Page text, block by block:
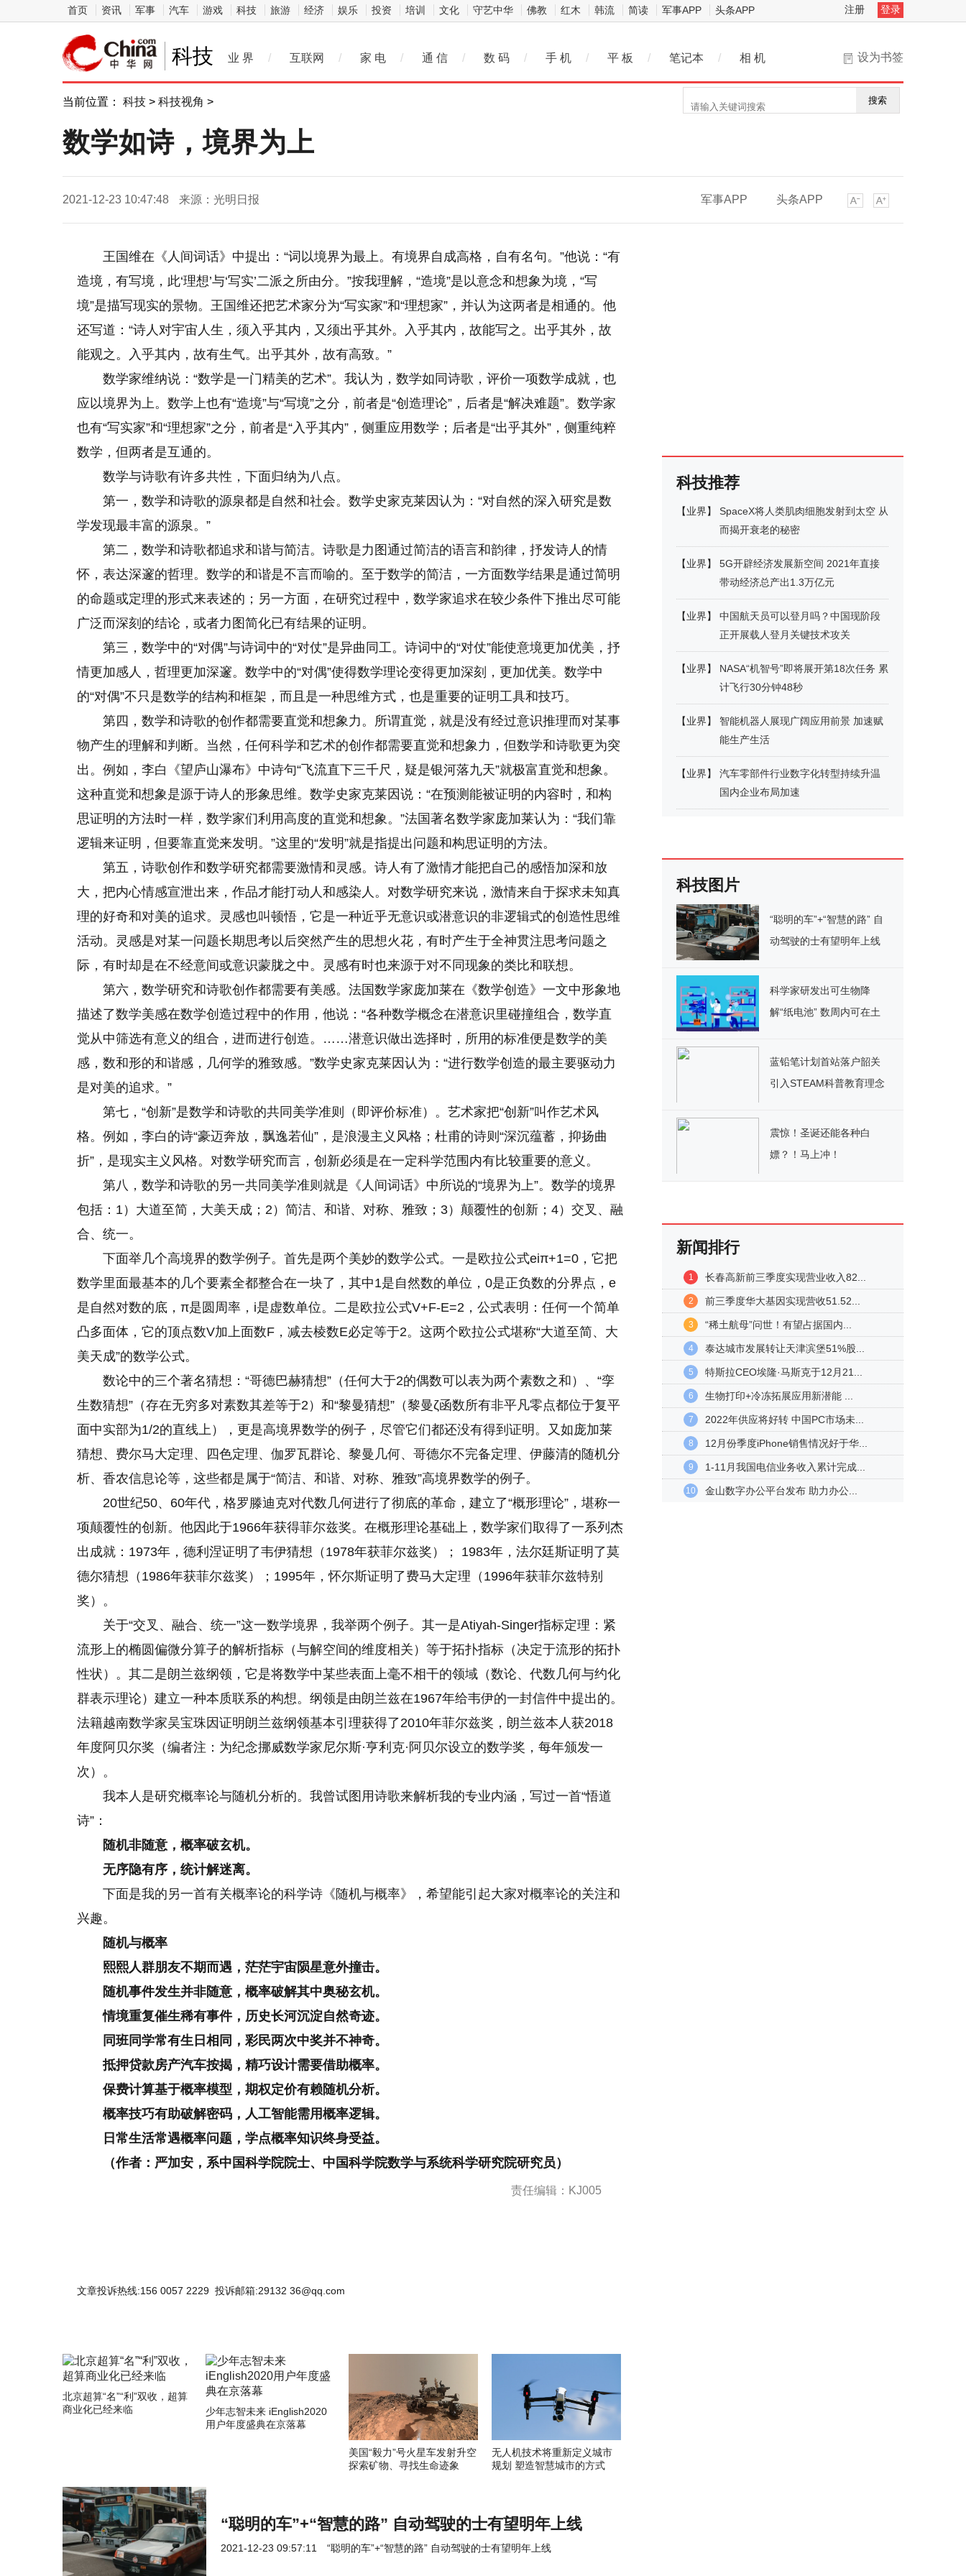
首页 资讯 军事 汽车 游戏 科技 旅游 经济 娱乐 投资 培训 文化 守艺中华 佛教 红木 韩流 简读 军事APP 头条APP 注册 登录
科技 设为书签
业 界 / 互联网 / 家 电 / 通 信 / 数 码 / 手 机 / 平 板 / 笔记本 / 相 机
当前位置： 科技 > 科技视角 > 搜索
数学如诗，境界为上
2021-12-23 10:47:48 来源：光明日报 军事APP 头条APP
王国维在《人间词话》中提出：“词以境界为最上。有境界自成高格，自有名句。”他说：“有
造境，有写境，此‘理想’与‘写实’二派之所由分。”按我理解，“造境”是以意念和想象为境，“写
境”是描写现实的景物。王国维还把艺术家分为“写实家”和“理想家”，并认为这两者是相通的。他
还写道：“诗人对宇宙人生，须入乎其内，又须出乎其外。入乎其内，故能写之。出乎其外，故
能观之。入乎其内，故有生气。出乎其外，故有高致。”
数学家维纳说：“数学是一门精美的艺术”。我认为，数学如同诗歌，评价一项数学成就，也
应以境界为上。数学上也有“造境”与“写境”之分，前者是“创造理论”，后者是“解决难题”。数学家
也有“写实家”和“理想家”之分，前者是“入乎其内”，侧重应用数学；后者是“出乎其外”，侧重纯粹
数学，但两者是互通的。
数学与诗歌有许多共性，下面归纳为八点。
第一，数学和诗歌的源泉都是自然和社会。数学史家克莱因认为：“对自然的深入研究是数
学发现最丰富的源泉。”
第二，数学和诗歌都追求和谐与简洁。诗歌是力图通过简洁的语言和韵律，抒发诗人的情
怀，表达深邃的哲理。数学的和谐是不言而喻的。至于数学的简洁，一方面数学结果是通过简明
的命题或定理的形式来表述的；另一方面，在研究过程中，数学家追求在较少条件下推出尽可能
广泛而深刻的结论，或者力图简化已有结果的证明。
第三，数学中的“对偶”与诗词中的“对仗”是异曲同工。诗词中的“对仗”能使意境更加优美，抒
情更加感人，哲理更加深邃。数学中的“对偶”使得数学理论变得更加深刻，更加优美。数学中
的“对偶”不只是数学的结构和框架，而且是一种思维方式，也是重要的证明工具和技巧。
第四，数学和诗歌的创作都需要直觉和想象力。所谓直觉，就是没有经过意识推理而对某事
物产生的理解和判断。当然，任何科学和艺术的创作都需要直觉和想象力，但数学和诗歌更为突
出。例如，李白《望庐山瀑布》中诗句“飞流直下三千尺，疑是银河落九天”就极富直觉和想象。
这种直觉和想象是源于诗人的形象思维。数学史家克莱因说：“在预测能被证明的内容时，和构
思证明的方法时一样，数学家们利用高度的直觉和想象。”法国著名数学家庞加莱认为：“我们靠
逻辑来证明，但要靠直觉来发明。”这里的“发明”就是指提出问题和构思证明的方法。
第五，诗歌创作和数学研究都需要激情和灵感。诗人有了激情才能把自己的感悟加深和放
大，把内心情感宣泄出来，作品才能打动人和感染人。对数学研究来说，激情来自于探求未知真
理的好奇和对美的追求。灵感也叫顿悟，它是一种近乎无意识或潜意识的非逻辑式的创造性思维
活动。灵感是对某一问题长期思考以后突然产生的思想火花，有时产生于全神贯注思考问题之
际，有时却是在不经意间或意识蒙胧之中。灵感有时也来源于对不同现象的类比和联想。
第六，数学研究和诗歌创作都需要有美感。法国数学家庞加莱在《数学创造》一文中形象地
描述了数学美感在数学创造过程中的作用，他说：“各种数学概念在潜意识里碰撞组合，数学直
觉从中筛选有意义的组合，进而进行创造。……潜意识做出选择时，所用的标准便是数学的美
感，数和形的和谐感，几何学的雅致感。”数学史家克莱因认为：“进行数学创造的最主要驱动力
是对美的追求。”
第七，“创新”是数学和诗歌的共同美学准则（即评价标准）。艺术家把“创新”叫作艺术风
格。例如，李白的诗“豪迈奔放，飘逸若仙”，是浪漫主义风格；杜甫的诗则“深沉蕴蓄，抑扬曲
折”，是现实主义风格。对数学研究而言，创新必须是在一定科学范围内有比较重要的意义。
第八，数学和诗歌的另一共同美学准则就是《人间词话》中所说的“境界为上”。数学的境界
包括：1）大道至简，大美天成；2）简洁、和谐、对称、雅致；3）颠覆性的创新；4）交叉、融
合、统一。
下面举几个高境界的数学例子。首先是两个美妙的数学公式。一是欧拉公式eiπ+1=0，它把
数学里面最基本的几个要素全都整合在一块了，其中1是自然数的单位，0是正负数的分界点，e
是自然对数的底，π是圆周率，i是虚数单位。二是欧拉公式V+F-E=2，公式表明：任何一个简单
凸多面体，它的顶点数V加上面数F，减去棱数E必定等于2。这两个欧拉公式堪称“大道至简、大
美天成”的数学公式。
数论中的三个著名猜想：“哥德巴赫猜想”（任何大于2的偶数可以表为两个素数之和）、“孪
生数猜想”（存在无穷多对素数其差等于2）和“黎曼猜想”（黎曼ζ函数所有非平凡零点都位于复平
面中实部为1/2的直线上），更是高境界数学的例子，尽管它们都还没有得到证明。又如庞加莱
猜想、费尔马大定理、四色定理、伽罗瓦群论、黎曼几何、哥德尔不完备定理、伊藤清的随机分
析、香农信息论等，这些都是属于“简洁、和谐、对称、雅致”高境界数学的例子。
20世纪50、60年代，格罗滕迪克对代数几何进行了彻底的革命，建立了“概形理论”，堪称一
项颠覆性的创新。他因此于1966年获得菲尔兹奖。在概形理论基础上，数学家们取得了一系列杰
出成就：1973年，德利涅证明了韦伊猜想（1978年获菲尔兹奖）； 1983年，法尔廷斯证明了莫
德尔猜想（1986年获菲尔兹奖）；1995年，怀尔斯证明了费马大定理（1996年获菲尔兹特别
奖）。
关于“交叉、融合、统一”这一数学境界，我举两个例子。其一是Atiyah-Singer指标定理：紧
流形上的椭圆偏微分算子的解析指标（与解空间的维度相关）等于拓扑指标（决定于流形的拓扑
性状）。其二是朗兰兹纲领，它是将数学中某些表面上毫不相干的领域（数论、代数几何与约化
群表示理论）建立一种本质联系的构想。纲领是由朗兰兹在1967年给韦伊的一封信件中提出的。
法籍越南数学家吴宝珠因证明朗兰兹纲领基本引理获得了2010年菲尔兹奖，朗兰兹本人获2018
年度阿贝尔奖（编者注：为纪念挪威数学家尼尔斯·亨利克·阿贝尔设立的数学奖，每年颁发一
次）。
我本人是研究概率论与随机分析的。我曾试图用诗歌来解析我的专业内涵，写过一首“悟道
诗”：
随机非随意，概率破玄机。
无序隐有序，统计解迷离。
下面是我的另一首有关概率论的科学诗《随机与概率》，希望能引起大家对概率论的关注和
兴趣。
随机与概率
熙熙人群朋友不期而遇，茫茫宇宙陨星意外撞击。
随机事件发生并非随意，概率破解其中奥秘玄机。
情境重复催生稀有事件，历史长河沉淀自然奇迹。
同班同学常有生日相同，彩民两次中奖并不神奇。
抵押贷款房产汽车按揭，精巧设计需要借助概率。
保费计算基于概率模型，期权定价有赖随机分析。
概率技巧有助破解密码，人工智能需用概率逻辑。
日常生活常遇概率问题，学点概率知识终身受益。
（作者：严加安，系中国科学院院士、中国科学院数学与系统科学研究院研究员）
责任编辑：KJ005
文章投诉热线:156 0057 2229 投诉邮箱:29132 36@qq.com
北京超算“名”“利”双收，超算
商业化已经来临
少年志智未来 iEnglish2020
用户年度盛典在京落幕
美国“毅力”号火星车发射升空
探索矿物、寻找生命迹象
无人机技术将重新定义城市
规划 塑造智慧城市的方式
“聪明的车”+“智慧的路” 自动驾驶的士有望明年上线
2021-12-23 09:57:11 “聪明的车”+“智慧的路” 自动驾驶的士有望明年上线
科技推荐
【业界】
SpaceX将人类肌肉细胞发射到太空 从
而揭开衰老的秘密
【业界】
5G开辟经济发展新空间 2021年直接
带动经济总产出1.3万亿元
【业界】
中国航天员可以登月吗？中国现阶段
正开展载人登月关键技术攻关
【业界】
NASA“机智号”即将展开第18次任务 累
计飞行30分钟48秒
【业界】
智能机器人展现广阔应用前景 加速赋
能生产生活
【业界】
汽车零部件行业数字化转型持续升温
国内企业布局加速
科技图片
“聪明的车”+“智慧的路” 自
动驾驶的士有望明年上线
科学家研发出可生物降
解“纸电池” 数周内可在土
蓝铅笔计划首站落户韶关
引入STEAM科普教育理念
震惊！圣诞还能各种白
嫖？！马上冲！
新闻排行
1 长春高新前三季度实现营业收入82...
2 前三季度华大基因实现营收51.52...
3 “稀土航母”问世！有望占据国内...
4 泰达城市发展转让天津滨堡51%股...
5 特斯拉CEO埃隆·马斯克于12月21...
6 生物打印+冷冻拓展应用新潜能 ...
7 2022年供应将好转 中国PC市场未...
8 12月份季度iPhone销售情况好于华...
9 1-11月我国电信业务收入累计完成...
10 金山数字办公平台发布 助力办公...